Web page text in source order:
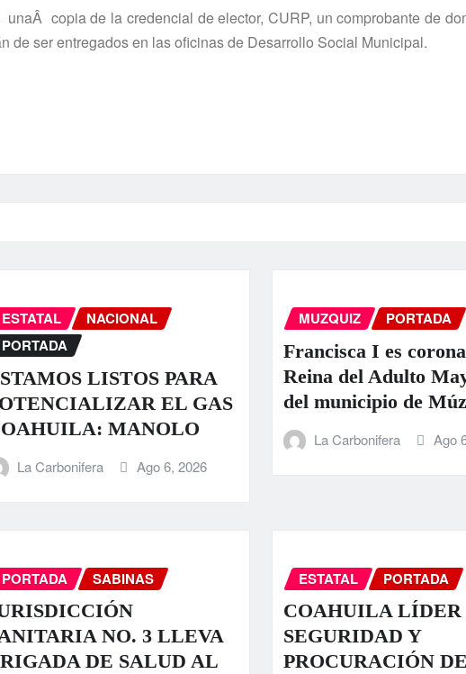
copia de la credencial de elector, CURP, un comprobante de
de ser entregados en las oficinas de Desarrollo Social Municipal.
ESTATAL
NACIONAL
PORTADA
LISTOS PARA
EL GAS
MANOLO
La Carbonifera Ago 6, 2026
MUZQUIZ PORTADA
Francisca I es
Reina del Adulto
del municipio de
La Carbonifera Ago
PORTADA SABINAS
NO. 3 LLEVA
DE SALUD AL
ESTATAL PORTADA
COAHUILA LÍDER
SEGURIDAD Y
PROCURACIÓN DE